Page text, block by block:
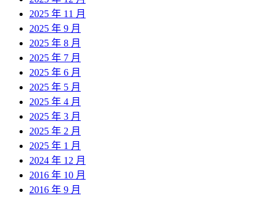
2025 年 11 月
2025 年 9 月
2025 年 8 月
2025 年 7 月
2025 年 6 月
2025 年 5 月
2025 年 4 月
2025 年 3 月
2025 年 2 月
2025 年 1 月
2024 年 12 月
2016 年 10 月
2016 年 9 月